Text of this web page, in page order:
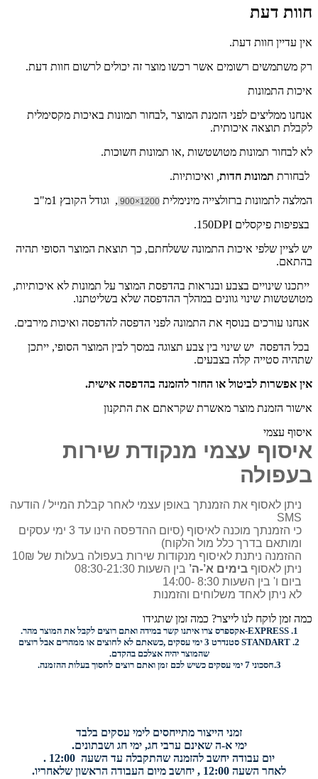
חוות דעת
אין עדיין חוות דעת.
רק משתמשים רשומים אשר רכשו מוצר זה יכולים לרשום חוות דעת.
איכות התמונות
אנחנו ממליצים לפני הזמנת המוצר ,לבחור תמונות באיכות מקסימלית
לקבלת תוצאה איכותית.
לא לבחור תמונות מטושטשות ,או תמונות חשוכות.
לבחורת תמונות חדות ואיכותיות.
המלצה לתמונות ברזולצייה מינימלית 1200×900
, וגודל הקובץ 1מ"ב
בצפיפות פיקסלים 150DPI.
יש לציין שלפי איכות התמונה ששלחתם, כך תוצאת המוצר הסופי תהיה
בהתאם.
ייתכנו שינויים בצבע ובנראות בהדפסת המוצר על תמונות לא איכותיות,
מטושטשות שינוי גוונים במהלך ההדפסה שלא בשליטתנו.
אנחנו עורכים בנוסף את התמונה לפני הדפסה להדפסה ואיכות מירבים.
בכל הדפסה יש שינוי בין צבע תצוגה במסך לבין המוצר הסופי, ייתכן
שתהיה סטייה קלה בצבעים.
אין אפשרות לביטול או החזר להזמנה בהדפסה אישית.
אישור הזמנת מוצר מאשרת שקראתם את התקנון
איסוף עצמי
איסוף עצמי מנקודת שירות
בעפולה
ניתן לאסוף את הזמנתך באופן עצמי לאחר קבלת המייל / הודעה
SMS
כי הזמנתך מוכנה לאיסוף (סיום ההדפסה הינו עד 3 ימי עסקים
ומותאם בדרך כלל מול הלקוח)
ההזמנה ניתנת לאיסוף מנקודות שירות בעפולה בעלות של 10₪
ניתן לאסוף בימים א’-ה’ בין השעות 08:30-21:30
ביום ו' בין השעות 8:30 -14:00
לא ניתן לאחד משלוחים והזמנות
כמה זמן לוקח לנו לייצר? כמה זמן שתגידו
1.
EXPRESS- אקספרס צרו איתנו קשר במידה ואתם רוצים לקבל את המוצר מהר.
2.
STANDART
סטנדרט 3 ימי עסקים ,כשאתם לא לחוצים או ממהרים אבל רוצים
שהמוצר יהיה אצלכם בהקדם.
3. חסכוני7 ימי עסקים כשיש לכם זמן ואתם רוצים לחסוך בעלות ההזמנה.
זמני הייצור מתייחסים לימי עסקים בלבד
ימי א-ה שאינם ערבי חג, ימי חג ושבתונים.
יום עבודה יחשב להזמנה שהתקבלה עד השעה 12:00 .
לאחר השעה 12:00 , יחושב מיום העבודה הראשון שלאחריו.